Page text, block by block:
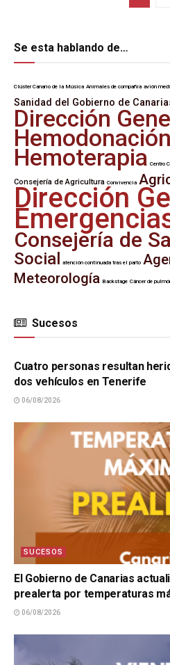
Se esta hablando de…
Clúster Canario de la Música Animales de compañía avión
Sanidad del Gobierno de
Dirección
Hemoterapia Centro
Consejería de Agricultura Convivencia
Dirección
Consejería de
Social
atención continuada tras el parto
Meteorología Backstage Cáncer de
Sucesos
SUCESOS
Cuatro personas resultan
dos vehículos en Tenerife
06/08/2026
SUCESOS
El Gobierno de Canarias
prealerta por temperaturas
06/08/2026